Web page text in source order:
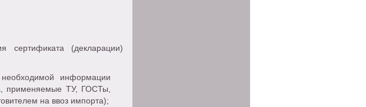
сертификата (декларации)
информации
применяемые ТУ, ГОСТы,
на ввоз импорта);